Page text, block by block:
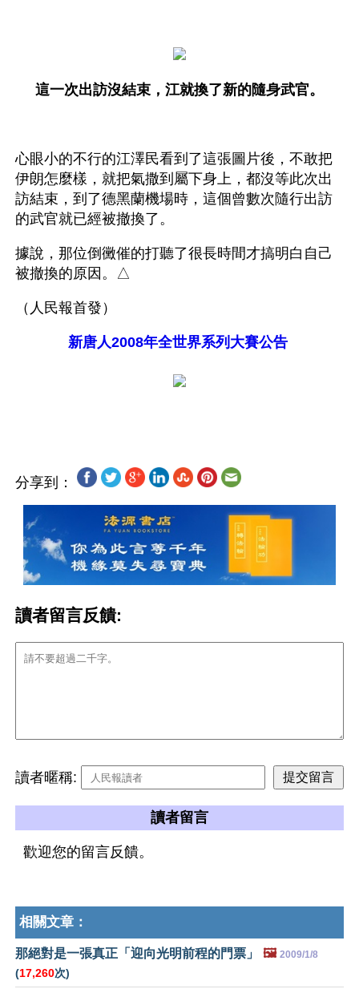
這一次出訪沒結束，江就換了新的隨身武官。
心眼小的不行的江澤民看到了這張圖片後，不敢把
伊朗怎麼樣，就把氣撒到屬下身上，都沒等此次出
訪結束，到了德黑蘭機場時，這個曾數次隨行出訪
的武官就已經被撤換了。
據說，那位倒黴催的打聽了很長時間才搞明白自己
被撤換的原因。△
（人民報首發）
新唐人2008年全世界系列大賽公告
分享到：
讀者留言反饋:
讀者暱稱:
讀者留言
歡迎您的留言反饋。
相關文章：
那絕對是一張真正「迎向光明前程的門票」 🖼️ 2009/1/8
(17,260次)